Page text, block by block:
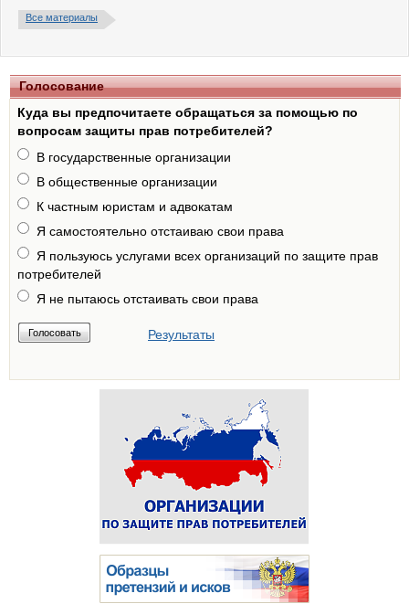
Все материалы
Голосование
Куда вы предпочитаете обращаться за помощью по
вопросам защиты прав потребителей?
В государственные организации
В общественные организации
К частным юристам и адвокатам
Я самостоятельно отстаиваю свои права
Я пользуюсь услугами всех организаций по защите прав
потребителей
Я не пытаюсь отстаивать свои права
Результаты